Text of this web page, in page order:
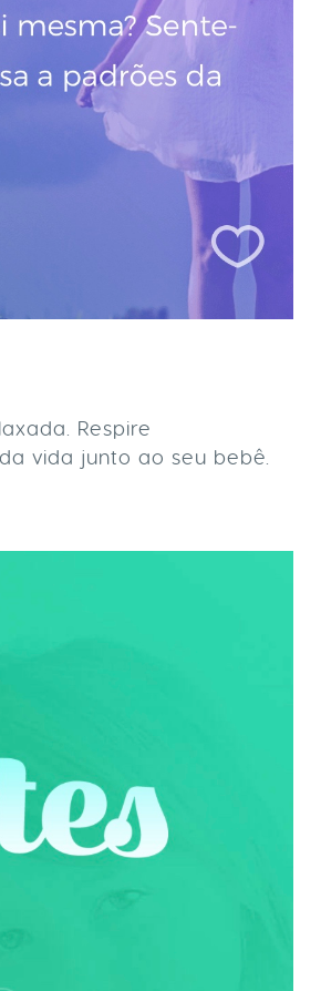
Respire
vida junto ao seu bebê.